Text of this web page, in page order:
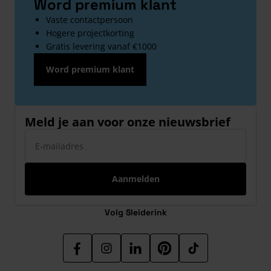
Word premium klant
Vaste contactpersoon
Hogere projectkorting
Gratis levering vanaf €1000
Word premium klant
Meld je aan voor onze nieuwsbrief
Aanmelden
Volg Sleiderink